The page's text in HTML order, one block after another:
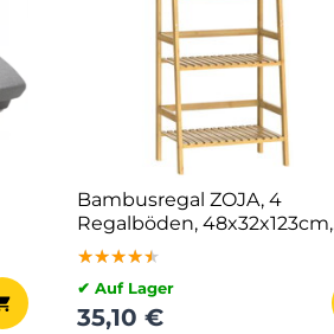
Bambusregal ZOJA, 4
Regalböden, 48x32x123cm,
braun
★★★★★
★★★★★
★★★★★
✔ Auf Lager
35,10 €